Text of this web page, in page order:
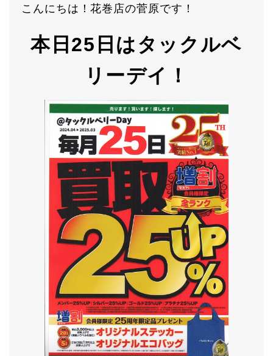
こんにちは！花巻店の菅原です！
本日25日はタックルベ
リーデイ！